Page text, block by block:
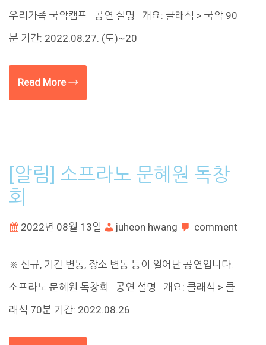
우리가족 국악캠프 공연 설명 개요: 클래식 > 국악 90
분 기간: 2022.08.27. (토)~20
Read More →
[알림] 소프라노 문혜원 독창
회
2022년 08월 13일 juheon hwang comment
※ 신규, 기간 변동, 장소 변동 등이 일어난 공연입니다.
소프라노 문혜원 독창회 공연 설명 개요: 클래식 > 클
래식 70분 기간: 2022.08.26